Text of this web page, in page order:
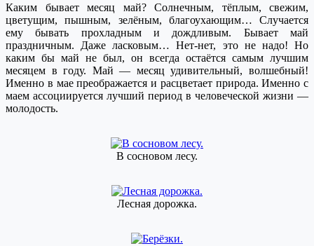
Каким бывает месяц май? Солнечным, тёплым, свежим,
цветущим, пышным, зелёным, благоухающим… Случается
ему бывать прохладным и дождливым. Бывает май
праздничным. Даже ласковым… Нет-нет, это не надо! Но
каким бы май не был, он всегда остаётся самым лучшим
месяцем в году. Май — месяц удивительный, волшебный!
Именно в мае преображается и расцветает природа. Именно с
маем ассоциируется лучший период в человеческой жизни —
молодость.
В сосновом лесу.
Лесная дорожка.